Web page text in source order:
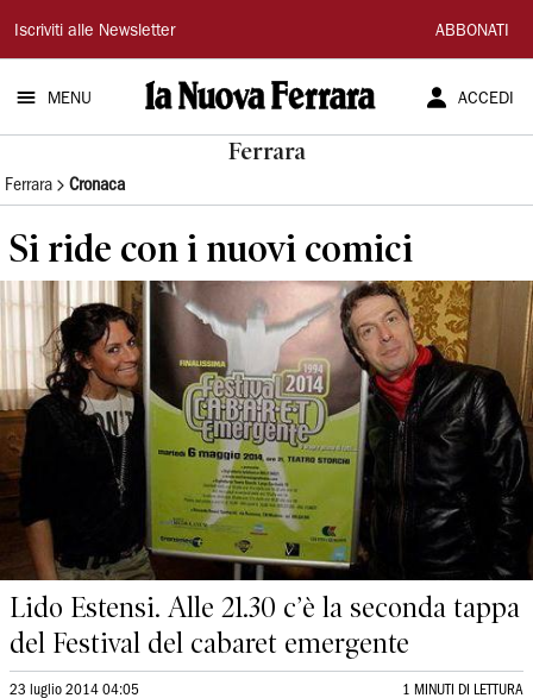
La
Nuova
Ferrara
Iscriviti alle Newsletter ABBONATI
MENU ACCEDI
Ferrara
Ferrara Cronaca
Si ride con i nuovi comici
Lido Estensi. Alle 21.30 c’è la seconda tappa
del Festival del cabaret emergente
23 luglio 2014 04:05 1 MINUTI DI LETTURA